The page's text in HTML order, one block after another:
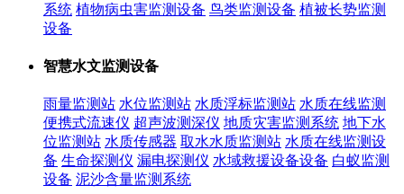
系统 植物病虫害监测设备 鸟类监测设备 植被长势监测
设备
智慧水文监测设备
雨量监测站 水位监测站 水质浮标监测站 水质在线监测
便携式流速仪 超声波测深仪 地质灾害监测系统 地下水
位监测站 水质传感器 取水水质监测站 水质在线监测设
备 生命探测仪 漏电探测仪 水域救援设备设备 白蚁监测
设备 泥沙含量监测系统